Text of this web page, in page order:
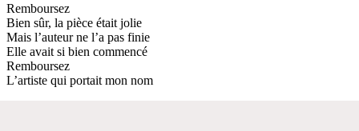
Remboursez
Bien sûr, la pièce était jolie
Mais l’auteur ne l’a pas finie
Elle avait si bien commencé
Remboursez
L’artiste qui portait mon nom